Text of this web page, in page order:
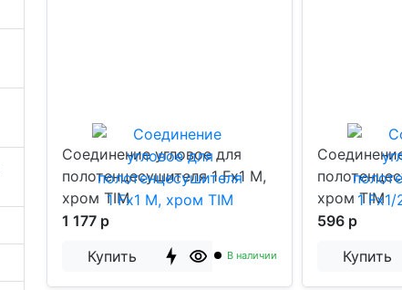
Соединение угловое для
полотенцесушителя 1 Fx1 M,
хром TIM
1 177 р
Купить
В наличии
хром TIM
596 р
Купить